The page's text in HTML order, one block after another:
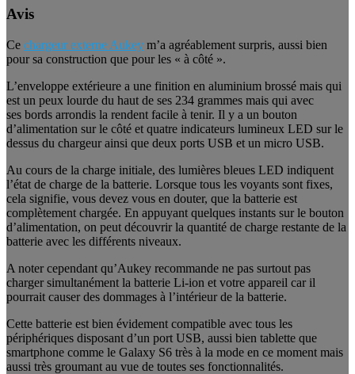
Avis
Ce chargeur externe Aukey m’a agréablement surpris, aussi bien
pour sa construction que pour les « à côté ».
L’enveloppe extérieure a une finition en aluminium brossé mais qui
est un peux lourde du haut de ses 234 grammes mais qui avec
ses bords arrondis la rendent facile à tenir. Il y a un bouton
d’alimentation sur le côté et quatre indicateurs lumineux LED sur le
dessus du chargeur ainsi que deux ports USB et un micro USB.
Au cours de la charge initiale, des lumières bleues LED indiquent
l’état de charge de la batterie. Lorsque tous les voyants sont fixes,
cela signifie, vous devez vous en douter, que la batterie est
complètement chargée. En appuyant quelques instants sur le bouton
d’alimentation, on peut découvrir la quantité de charge restante de la
batterie avec les différents niveaux.
A noter cependant qu’Aukey recommande ne pas surtout pas
charger simultanément la batterie Li-ion et votre appareil car il
pourrait causer des dommages à l’intérieur de la batterie.
Cette batterie est bien évidement compatible avec tous les
périphériques disposant d’un port USB, aussi bien tablette que
smartphone comme le Galaxy S6 très à la mode en ce moment mais
aussi très groumant au vue de toutes ses fonctionnalités.